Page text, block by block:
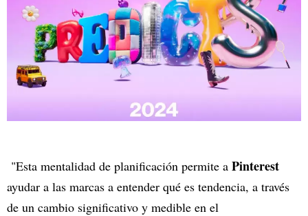
"Esta mentalidad de planificación permite a Pinterest
ayudar a las marcas a entender qué es tendencia, a través
de un cambio significativo y medible en el